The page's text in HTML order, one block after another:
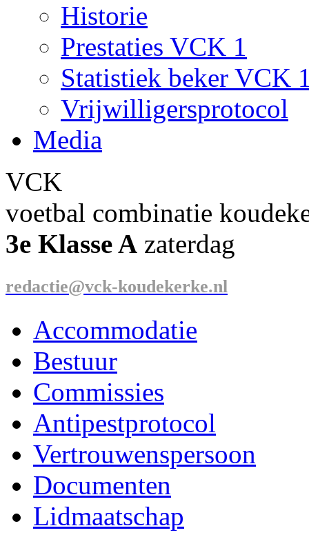
Historie
Prestaties VCK 1
Statistiek beker VCK
Vrijwilligersprotocol
Media
VCK
voetbal combinatie
3e Klasse A zaterdag
redactie@vck-koudekerke.nl
Accommodatie
Bestuur
Commissies
Antipestprotocol
Vertrouwenspersoon
Documenten
Lidmaatschap